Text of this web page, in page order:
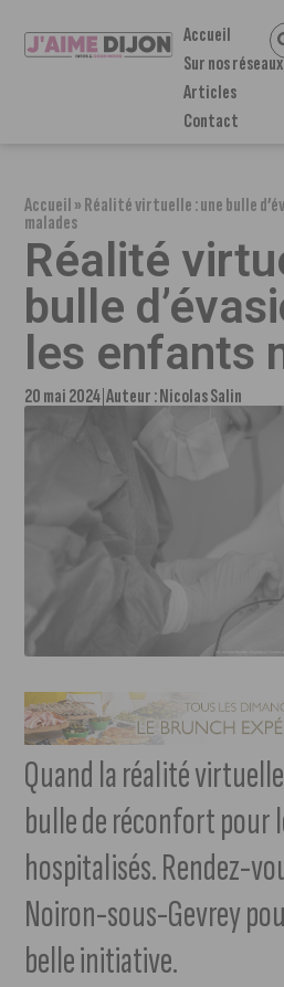
Accueil
Sur nos réseaux
Articles
Contact
Accueil»Réalité virtuelle : une bulle
malades
Réalité
bulle
les enfants
20 mai 2024 Auteur :Nicolas Salin
Quand la réalité
bulle de réconfort pour
hospitalisés. Rendez-
Noiron-sous-Gevrey
belle initiative.